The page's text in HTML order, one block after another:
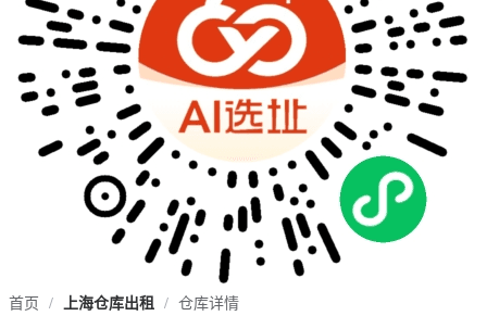
首页 / 上海仓库出租 / 仓库详情